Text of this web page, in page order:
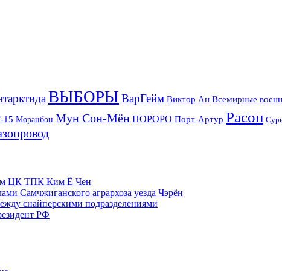
ВЫБОРЫ ВарГейм Виктор Ан Всемирные
15 Моранбон Мун Сон-Мён ПОРОРО Порт-Артур Расон
ЦК ТПК Ким Ё Чен
Самчжиганского агрархоза уезда Чэрён
снайперскими подразделениями
РФ